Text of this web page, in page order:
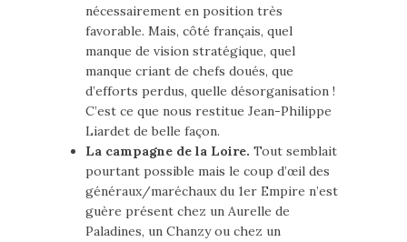
nécessairement en position très
favorable. Mais, côté français, quel
manque de vision stratégique, quel
manque criant de chefs doués, que
d’efforts perdus, quelle désorganisation !
C’est ce que nous restitue Jean-Philippe
Liardet de belle façon.
La campagne de la Loire. Tout semblait
pourtant possible mais le coup d’œil des
généraux/maréchaux du 1er Empire n’est
guère présent chez un Aurelle de
Paladines, un Chanzy ou chez un